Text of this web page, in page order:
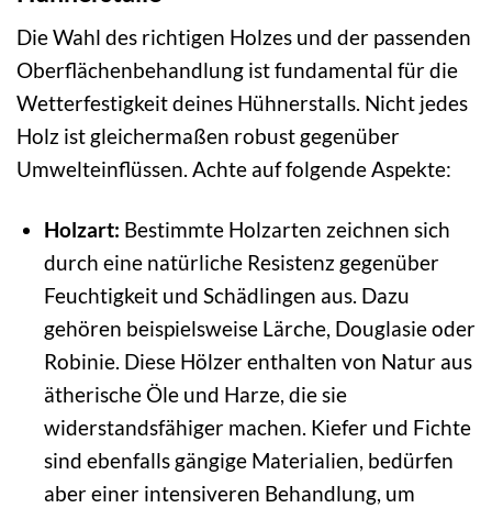
Die Wahl des richtigen Holzes und der passenden
Oberflächenbehandlung ist fundamental für die
Wetterfestigkeit deines Hühnerstalls. Nicht jedes
Holz ist gleichermaßen robust gegenüber
Umwelteinflüssen. Achte auf folgende Aspekte:
Holzart: Bestimmte Holzarten zeichnen sich
durch eine natürliche Resistenz gegenüber
Feuchtigkeit und Schädlingen aus. Dazu
gehören beispielsweise Lärche, Douglasie oder
Robinie. Diese Hölzer enthalten von Natur aus
ätherische Öle und Harze, die sie
widerstandsfähiger machen. Kiefer und Fichte
sind ebenfalls gängige Materialien, bedürfen
aber einer intensiveren Behandlung, um